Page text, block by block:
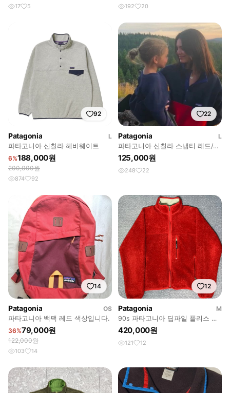
17 5 192 20
92
Patagonia
L
파타고니아 신칠라 헤비웨이트
6%188,000원
200,000원
874 92
22
Patagonia
L
파타고니아 신칠라 스냅티 레드/블
루 L 카일리 제너
125,000원
248 22
14
Patagonia
OS
파타고니아 백팩 레드 색상입니다.
36%79,000원
122,000원
103 14
12
Patagonia
M
90s 파타고니아 딥파일 플리스 가
디건 자켓
420,000원
121 12